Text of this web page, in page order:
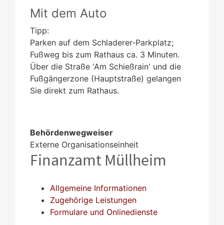
Mit dem Auto
Tipp:
Parken auf dem Schladerer-Parkplatz;
Fußweg bis zum Rathaus ca. 3 Minuten.
Über die Straße 'Am Schießrain' und die
Fußgängerzone (Hauptstraße) gelangen
Sie direkt zum Rathaus.
Behördenwegweiser
Externe Organisationseinheit
Finanzamt Müllheim
Allgemeine Informationen
Zugehörige Leistungen
Formulare und Onlinedienste